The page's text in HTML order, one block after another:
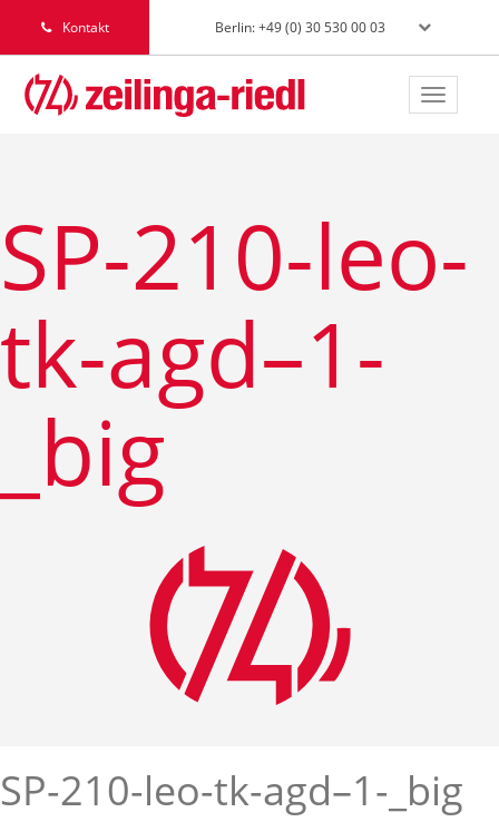
Kontakt Berlin: +49 (0) 30 530 00 03
Toggle
SP-210-leo-
tk-agd–1-
_big
SP-210-leo-tk-agd–1-_big